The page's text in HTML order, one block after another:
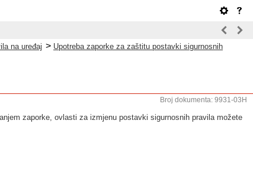
na uređaj > Upotreba zaporke za zaštitu postavki sigurnosnih
Broj dokumenta: 9931-03H
zaporke, ovlasti za izmjenu postavki sigurnosnih pravila možete